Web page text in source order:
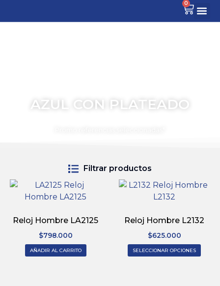
0
AZUL CON PLATEADO
Filtrar productos
Reloj Hombre LA2125
$798.000
AÑADIR AL CARRITO
Reloj Hombre L2132
$625.000
SELECCIONAR OPCIONES